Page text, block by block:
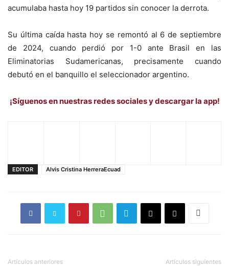
acumulaba hasta hoy 19 partidos sin conocer la derrota.
Su última caída hasta hoy se remontó al 6 de septiembre
de 2024, cuando perdió por 1-0 ante Brasil en las
Eliminatorias Sudamericanas, precisamente cuando
debutó en el banquillo el seleccionador argentino.
¡Síguenos en nuestras redes sociales y descargar la app!
EDITOR Alvis Cristina HerreraEcuad
Artículos anteriores Artículos siguientes